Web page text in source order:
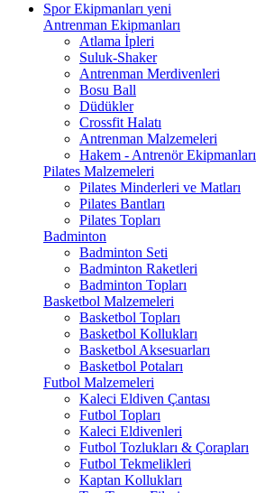
Spor Ekipmanları yeni
Antrenman Ekipmanları
Atlama İpleri
Suluk-Shaker
Antrenman Merdivenleri
Bosu Ball
Düdükler
Crossfit Halatı
Antrenman Malzemeleri
Hakem - Antrenör Ekipmanları
Pilates Malzemeleri
Pilates Minderleri ve Matları
Pilates Bantları
Pilates Topları
Badminton
Badminton Seti
Badminton Raketleri
Badminton Topları
Basketbol Malzemeleri
Basketbol Topları
Basketbol Kollukları
Basketbol Aksesuarları
Basketbol Potaları
Futbol Malzemeleri
Kaleci Eldiven Çantası
Futbol Topları
Kaleci Eldivenleri
Futbol Tozlukları & Çorapları
Futbol Tekmelikleri
Kaptan Kollukları